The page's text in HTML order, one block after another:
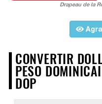
Drapeau de la
CONVERTIR
PESO
DOP